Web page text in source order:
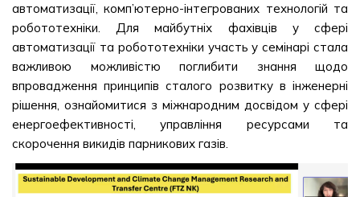
автоматизації, комп’ютерно-інтегрованих технологій та
робототехніки. Для майбутніх фахівців у сфері
автоматизації та робототехніки участь у семінарі стала
важливою можливістю поглибити знання щодо
впровадження принципів сталого розвитку в інженерні
рішення, ознайомитися з міжнародним досвідом у сфері
енергоефективності, управління ресурсами та
скорочення викидів парникових газів.